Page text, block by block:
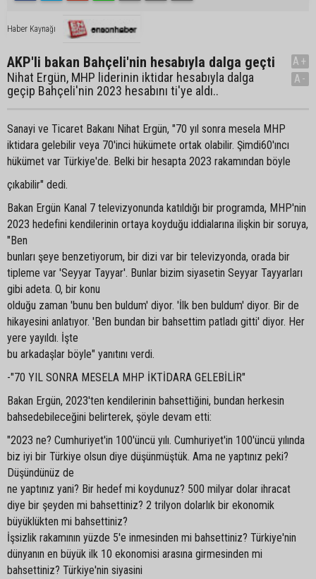
Haber Kaynağı
AKP'li bakan Bahçeli'nin hesabıyla dalga geçti
Nihat Ergün, MHP liderinin iktidar hesabıyla dalga
geçip Bahçeli'nin 2023 hesabını ti'ye aldı..
A+
A-
Sanayi ve Ticaret Bakanı Nihat Ergün, "70 yıl sonra mesela MHP
iktidara gelebilir veya 70'inci hükümete ortak olabilir. Şimdi60'ıncı
hükümet var Türkiye'de. Belki bir hesapta 2023 rakamından böyle
çıkabilir" dedi.
Bakan Ergün Kanal 7 televizyonunda katıldığı bir programda, MHP'nin
2023 hedefini kendilerinin ortaya koyduğu iddialarına ilişkin bir soruya,
"Ben
bunları şeye benzetiyorum, bir dizi var bir televizyonda, orada bir
tipleme var 'Seyyar Tayyar'. Bunlar bizim siyasetin Seyyar Tayyarları
gibi adeta. O, bir konu
olduğu zaman 'bunu ben buldum' diyor. 'İlk ben buldum' diyor. Bir de
hikayesini anlatıyor. 'Ben bundan bir bahsettim patladı gitti' diyor. Her
yere yayıldı. İşte
bu arkadaşlar böyle" yanıtını verdi.
-"70 YIL SONRA MESELA MHP İKTİDARA GELEBİLİR"
Bakan Ergün, 2023'ten kendilerinin bahsettiğini, bundan herkesin
bahsedebileceğini belirterek, şöyle devam etti:
"2023 ne? Cumhuriyet'in 100'üncü yılı. Cumhuriyet'in 100'üncü yılında
biz iyi bir Türkiye olsun diye düşünmüştük. Ama ne yaptınız peki?
Düşündünüz de
ne yaptınız yani? Bir hedef mi koydunuz? 500 milyar dolar ihracat
diye bir şeyden mi bahsettiniz? 2 trilyon dolarlık bir ekonomik
büyüklükten mi bahsettiniz?
İşsizlik rakamının yüzde 5'e inmesinden mi bahsettiniz? Türkiye'nin
dünyanın en büyük ilk 10 ekonomisi arasına girmesinden mi
bahsettiniz? Türkiye'nin siyasini